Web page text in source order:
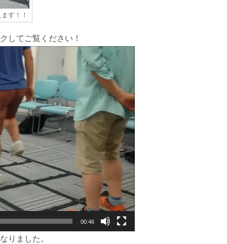
す！！
してご覧ください！
00:46
りました。